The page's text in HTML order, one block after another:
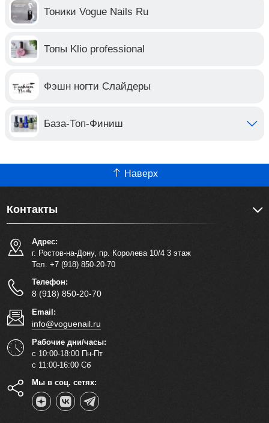
Тоники Vogue Nails Ru
Топы Klio professional
Фэшн ногти Слайдеры
База-Топ-Финиш
Наверх
Контакты
Адрес:
г. Ростов-на-Дону, пр. Королева 10/4 3 этаж
Тел. +7 (918) 850-20-70
Телефон:
8 (918) 850-20-70
Email:
info@voguenail.ru
Рабочие дни/часы:
с 10:00-18:00 Пн-Пт
с 11:00-16:00 Сб
Мы в соц. сетях: